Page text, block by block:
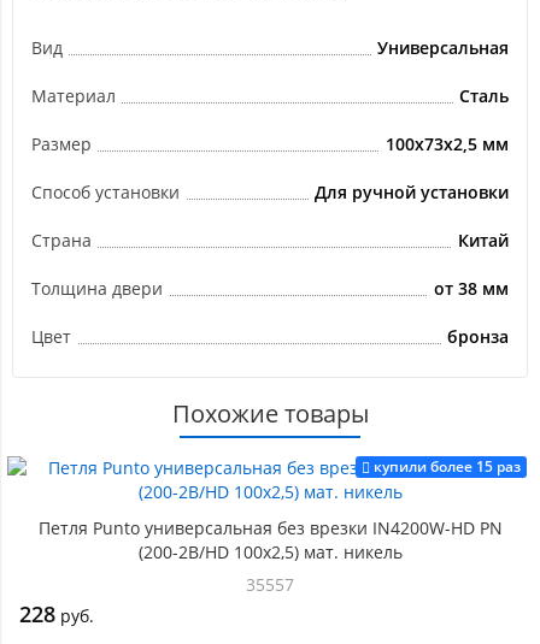
Вид Универсальная
Материал Сталь
Размер 100x73x2,5 мм
Способ установки Для ручной установки
Страна Китай
Толщина двери от 38 мм
Цвет бронза
Похожие товары
купили более 15 раз
Петля Punto универсальная без врезки IN4200W-HD PN
(200-2B/HD 100x2,5) мат. никель
35557
228 руб.